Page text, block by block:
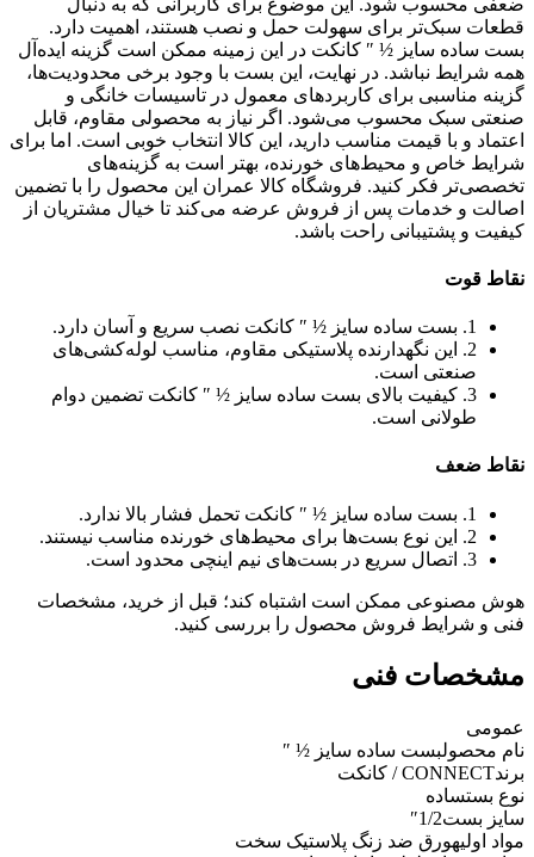
قطعات سبک‌تر برای سهولت حمل و نصب هستند، اهمیت دارد.
بست ساده سایز ½ ″ کانکت در این زمینه ممکن است گزینه ایده‌آل
همه شرایط نباشد. در نهایت، این بست با وجود برخی محدودیت‌ها،
گزینه مناسبی برای کاربردهای معمول در تاسیسات خانگی و
صنعتی سبک محسوب می‌شود. اگر نیاز به محصولی مقاوم، قابل
اعتماد و با قیمت مناسب دارید، این کالا انتخاب خوبی است. اما برای
شرایط خاص و محیط‌های خورنده، بهتر است به گزینه‌های
تخصصی‌تر فکر کنید. فروشگاه کالا عمران این محصول را با تضمین
اصالت و خدمات پس از فروش عرضه می‌کند تا خیال مشتریان از
کیفیت و پشتیبانی راحت باشد.
نقاط قوت
1. بست ساده سایز ½ ″ کانکت نصب سریع و آسان دارد.
2. این نگهدارنده پلاستیکی مقاوم، مناسب لوله‌کشی‌های
صنعتی است.
3. کیفیت بالای بست ساده سایز ½ ″ کانکت تضمین دوام
طولانی است.
نقاط ضعف
1. بست ساده سایز ½ ″ کانکت تحمل فشار بالا ندارد.
2. این نوع بست‌ها برای محیط‌های خورنده مناسب نیستند.
3. اتصال سریع در بست‌های نیم اینچی محدود است.
هوش مصنوعی ممکن است اشتباه کند؛ قبل از خرید، مشخصات
فنی و شرایط فروش محصول را بررسی کنید.
مشخصات فنی
عمومی
نام محصولبست ساده سایز ½ ″
برندCONNECT / کانکت
نوع بستساده
سایز بست1/2″
مواد اولیهورق ضد زنگ پلاستیک سخت